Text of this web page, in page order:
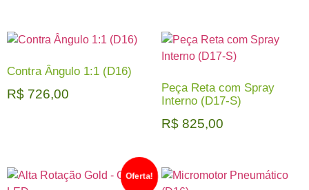
Contra Ângulo 1:1 (D16)
R$ 726,00
Peça Reta com Spray
Interno (D17-S)
R$ 825,00
Oferta!